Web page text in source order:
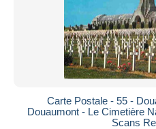
Carte Postale - 55 -
Douaumont - Le Cimetière
Scans